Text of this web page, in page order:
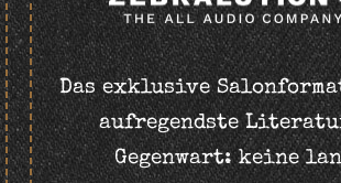
Das exklusive
aufregendste
Gegenwart: keine